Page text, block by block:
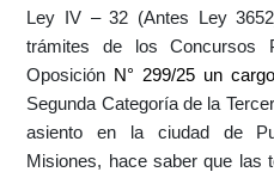
Ley IV – 32 (Antes Ley
trámites de los Concursos
Oposición N° 299/25 un
Segunda Categoría de la
asiento en la ciudad de
Misiones, hace saber que las